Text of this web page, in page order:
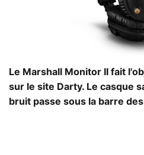
Le Marshall Monitor II fait
sur le site Darty. Le casque
bruit passe sous la barre